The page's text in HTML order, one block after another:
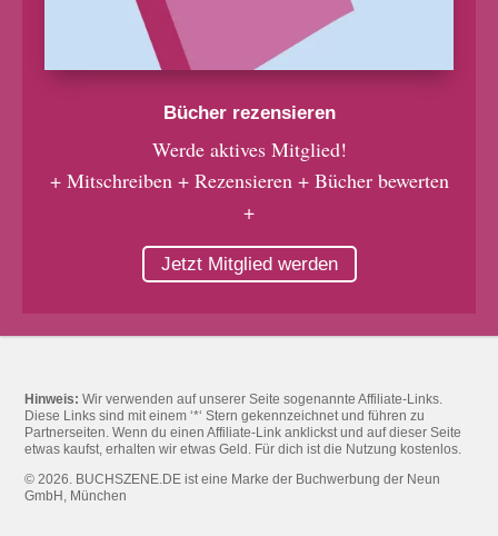
Bücher rezensieren
Werde aktives Mitglied!
+ Mitschreiben + Rezensieren + Bücher bewerten
+
Jetzt Mitglied werden
Hinweis: Wir verwenden auf unserer Seite sogenannte Affiliate-Links.
Diese Links sind mit einem ‘*‘ Stern gekennzeichnet und führen zu
Partnerseiten. Wenn du einen Affiliate-Link anklickst und auf dieser Seite
etwas kaufst, erhalten wir etwas Geld. Für dich ist die Nutzung kostenlos.
© 2026. BUCHSZENE.DE ist eine Marke der Buchwerbung der Neun
GmbH, München